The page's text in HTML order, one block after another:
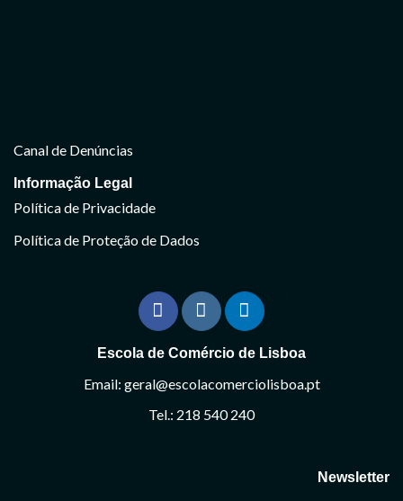
Canal de Denúncias
Informação Legal
Política de Privacidade
Política de Proteção de Dados
Escola de Comércio de Lisboa
Email: geral@escolacomerciolisboa.pt
Tel.: 218 540 240
Newsletter